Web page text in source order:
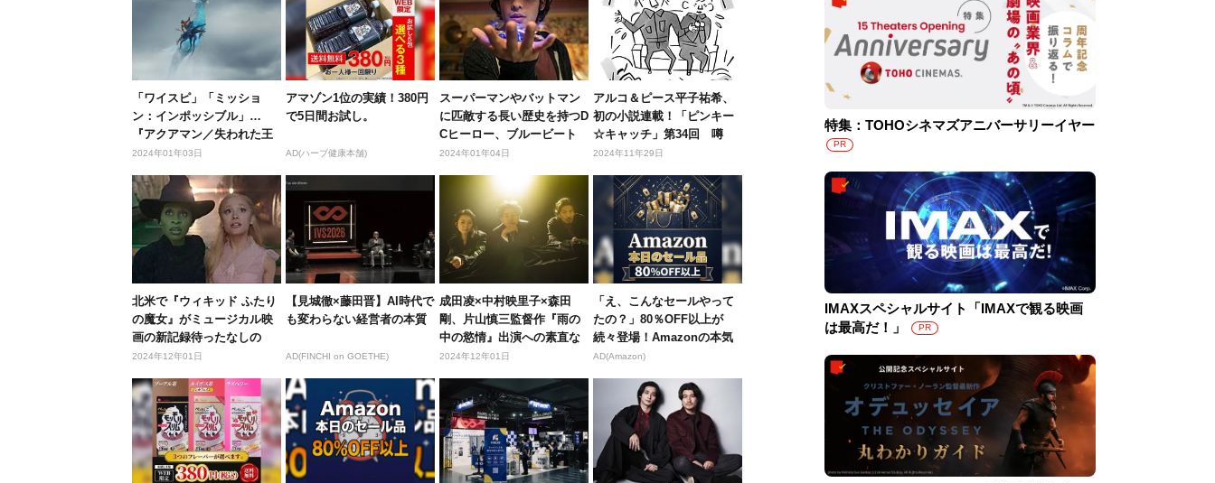
「ワイスピ」「ミッショ
ン：インポッシブル」…
『アクアマン／失われた王
国』と一緒に...
2024年01年03日
アマゾン1位の実績！380円
で5日間お試し。
AD(ハーブ健康本舗)
スーパーマンやバットマン
に匹敵する長い歴史を持つD
Cヒーロー、ブルービート
ルって...
2024年01年04日
アルコ＆ピース平子祐希、
初の小説連載！「ピンキー
☆キャッチ」第34回 噂
2024年11年29日
北米で『ウィキッド ふたり
の魔女』がミュージカル映
画の新記録待ったなしの
オープニ...
2024年12年01日
【見城徹×藤田晋】AI時代で
も変わらない経営者の本質
AD(FINCHI on GOETHE)
成田凌×中村映里子×森田
剛、片山慎三監督作『雨の
中の慾情』出演への素直な
想いを吐...
2024年12年01日
「え、こんなセールやって
たの？」80％OFF以上が
続々登場！Amazonの本気
が...
AD(Amazon)
特集：TOHOシネマズアニバーサリーイヤー
PR
IMAXスペシャルサイト「IMAXで観る映画
は最高だ！」
PR